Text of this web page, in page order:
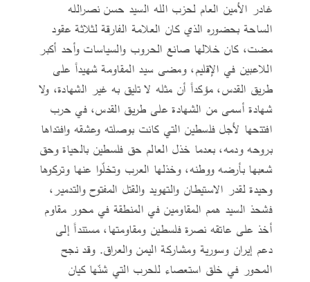
غادر الأمين العام لحزب الله السيد حسن نصرالله
الساحة بحضوره الذي كان العلامة الفارقة لثلاثة عقود
مضت، كان خلالها صانع الحروب والسياسات وأحد أكبر
اللاعبين في الإقليم، ومضى سيد المقاومة شهيداً على
طريق القدس، مؤكداً أن مثله لا تليق به غير الشهادة، ولا
شهادة أسمى من الشهادة على طريق القدس، في حرب
افتتحها لأجل فلسطين التي كانت بوصلته وعشقه وافتداها
بروحه ودمه، بعدما خذل العالم حق فلسطين بالحياة وحق
شعبها بأرضه ووطنه، وخذلها العرب وتخلّوا عنها وتركوها
وحيدة لقدر الاستيطان والتهويد والقتل المفتوح والتدمير،
فشحذ السيد همم المقاومين في المنطقة في محور مقاوم
أخذ على عاتقه نصرة فلسطين ومقاومتها، مستنداً إلى
دعم إيران وسورية ومشاركة اليمن والعراق. وقد نجح
المحور في خلق استعصاء للحرب التي شنّها كيان